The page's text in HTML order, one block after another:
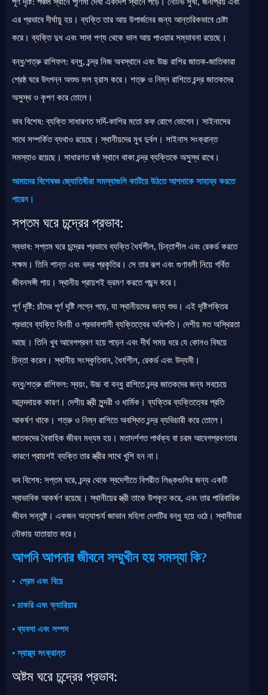
এর প্রভাবে দীর্ঘায়ু হয়। ব্যক্তি তার আয় উপার্জনের জন্য আন্তরিকভাবে চেষ্টা
করে। ব্যক্তি দুধ এবং সাদা পণ্য থেকে ভাল আয় পাওয়ার সম্ভাবনা রয়েছে।
বন্ধু/শত্রু রাশিফল: বন্ধু, চন্দ্র নিজ অবস্থানে এবং উচ্চ রাশির জাতক-জাতিকারা
শ্রেষ্ঠ ঘরে উৎপন্ন অশুভ ফল হ্রাস করে। শত্রু ও নিম্ন রাশিতে চন্দ্র জাতকদের
অসুস্থ ও কৃপণ করে তোলে।
ভাব বিশেষ: ব্যক্তি সাধারণত সর্দি-কাশির মতো কফ রোগে ভোগেন। সাইনাসের
সাথে সম্পর্কিত ব্যথাও রয়েছে। স্থানীয়দের মুখ দুর্বল। সাইনাস সংক্রান্ত
সমস্যাও রয়েছে। সাধারণত ষষ্ঠ স্থানে থাকা চন্দ্র ব্যক্তিকে অসুস্থ রাখে।
আমাদের বিশেষজ্ঞ জ্যোতিষীরা সমস্যাগুলি কাটিয়ে উঠতে আপনাকে সাহায্য করতে
পারেন।
সপ্তম ঘরে চন্দ্রের প্রভাব:
স্বভাব: সপ্তম ঘরে চন্দ্রের প্রভাবে ব্যক্তি ধৈর্যশীল, চিন্তাশীল এবং রেকর্ড করতে
সক্ষম। তিনি শান্ত এবং ভদ্র প্রকৃতির। সে তার রূপ এবং গুণাবলী নিয়ে গর্বিত
জীবনসঙ্গী পায়। স্থানীয় প্রায়শই ভ্রমণ করতে পছন্দ করে।
পূর্ণ দৃষ্টি: চাঁদের পূর্ণ দৃষ্টি লগ্নে পড়ে, যা স্থানীয়দের জন্য শুভ। এই দৃষ্টিশক্তির
প্রভাবে ব্যক্তি বিনয়ী ও প্রভাবশালী ব্যক্তিত্বের অধিপতি। দেশীয় মত অস্থিরতা
আছে। তিনি খুব আবেগপ্রবণ হয়ে পড়েন এবং দীর্ঘ সময় ধরে যে কোনও বিষয়ে
চিন্তা করেন। স্থানীয় সংস্কৃতিবান, ধৈর্যশীল, রেকর্ড এবং উদ্যমী।
বন্ধু/শত্রু রাশিফল: স্বয়ং, উচ্চ বা বন্ধু রাশিতে চন্দ্র জাতকদের জন্য সবচেয়ে
আনন্দদায়ক কারণ। দেশীয় স্ত্রী সুন্দরী ও ধার্মিক। ব্যক্তির ব্যক্তিত্বের প্রতি
আকর্ষণ থাকে। শত্রু ও নিম্ন রাশিতে অবস্থিত চন্দ্র ব্যভিচারী করে তোলে।
জাতকদের বৈবাহিক জীবন মধ্যম হয়। মতাদর্শগত পার্থক্য বা চরম আবেগপ্রবণতার
কারণে প্রায়শই ব্যক্তি তার স্ত্রীর সাথে খুশি হন না।
ভব বিশেষ: সপ্তম ঘরে, চন্দ্র থেকে স্বদেশীতে বিপরীত লিঙ্কগুলির জন্য একটি
স্বাভাবিক আকর্ষণ রয়েছে। স্থানীয়ের স্ত্রী তাকে উপকৃত করে, এবং তার পারিবারিক
জীবন সন্তুষ্ট। একজন অত্যাশ্চর্য জাভান মহিলা দেশটির বন্ধু হয়ে ওঠে। স্থানীয়রা
নৌকায় যাতায়াত করে।
আপনি আপনার জীবনে সম্মুখীন হয় সমস্যা কি?
• প্রেম এবং বিয়ে
• চাকরি এবং ক্যারিয়ার
•ব্যবসা এবং সম্পদ
•স্বাস্থ্য সংক্রান্ত
অষ্টম ঘরে চন্দ্রের প্রভাব: